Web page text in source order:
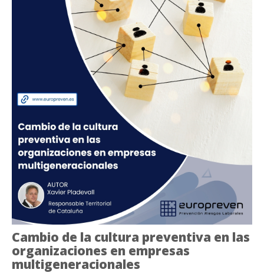
Cambio de la cultura preventiva en las
organizaciones en empresas
multigeneracionales